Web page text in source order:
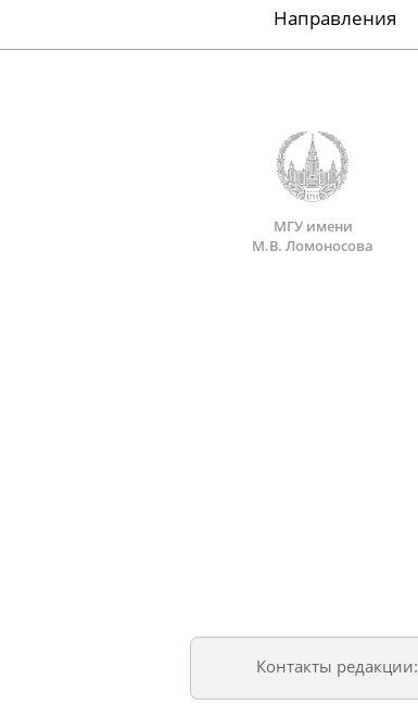
Направления
МГУ имени
М.В. Ломоносова
Контакты редакции: